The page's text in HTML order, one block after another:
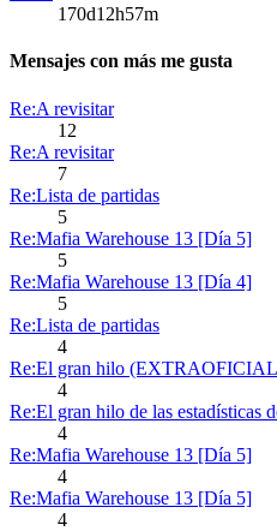
170d12h57m
Mensajes con más me gusta
Re:A revisitar
12
Re:A revisitar
7
Re:Lista de partidas
5
Re:Mafia Warehouse 13 [Día 5]
5
Re:Mafia Warehouse 13 [Día 4]
5
Re:Lista de partidas
4
Re:El gran hilo
4
Re:El gran hilo de las estadísticas
4
Re:Mafia Warehouse 13 [Día 5]
4
Re:Mafia Warehouse 13 [Día 5]
4